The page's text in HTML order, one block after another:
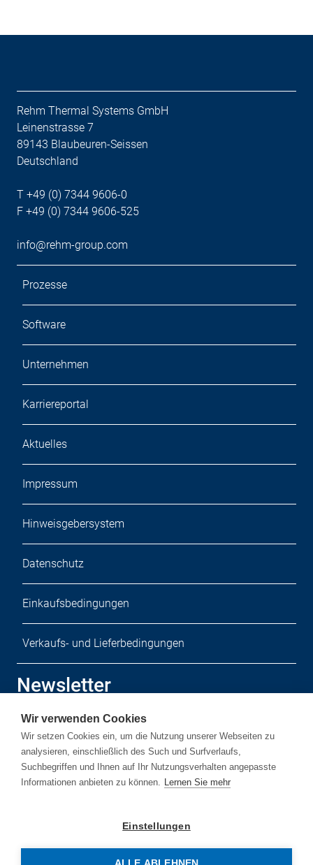
Rehm Thermal Systems GmbH
Leinenstrasse 7
89143 Blaubeuren-Seissen
Deutschland
T +49 (0) 7344 9606-0
F +49 (0) 7344 9606-525
info@rehm-group.com
Prozesse
Software
Unternehmen
Karriereportal
Aktuelles
Impressum
Hinweisgebersystem
Datenschutz
Einkaufsbedingungen
Verkaufs- und Lieferbedingungen
Newsletter
Melden Sie sich zu unserem kostenlosen Newsletter an.
Wir verwenden Cookies
Wir setzen Cookies ein, um die Nutzung unserer Webseiten zu
analysieren, einschließlich des Such und Surfverlaufs,
Suchbegriffen und Ihnen auf Ihr Nutzungsverhalten angepasste
Informationen anbieten zu können. Lernen Sie mehr
Einstellungen